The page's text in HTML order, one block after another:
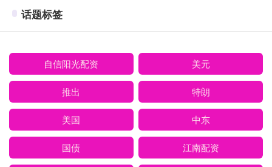
话题标签
自信阳光配资 美元
推出 特朗
美国 中东
国债 江南配资